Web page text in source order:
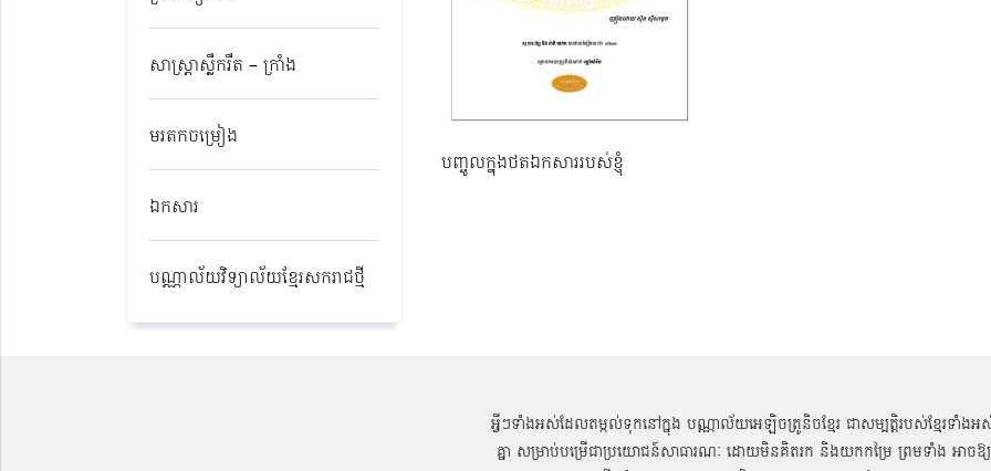
សាស្ត្រាស្លឹករឹត – ក្រាំង
មរតកចម្រៀង
ឯកសារ
បណ្ណាល័យវិទ្យាល័យខ្មែរសករាជថ្មី​
បញ្ចូលក្នុងថតឯកសាររបស់ខ្ញុំ
អ្វីៗទាំងអស់ដែលតម្កល់ទុកនៅក្នុង បណ្ណាល័យអេឡិចត្រូនិចខ្មែរ ជាសម្បតិ្តរបស់ខ្មែរទាំងអ
គ្នា សម្រាប់បម្រើជាប្រយោជន៍សាធារណៈ ដោយមិនគិតរក និងយកកម្រៃ ព្រមទាំង អាចឱ្យ